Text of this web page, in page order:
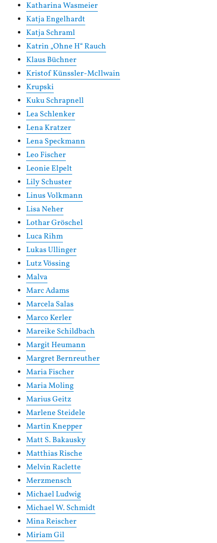
Katharina Wasmeier
Katja Engelhardt
Katja Schraml
Katrin „Ohne H“ Rauch
Klaus Büchner
Kristof Künssler-McIlwain
Krupski
Kuku Schrapnell
Lea Schlenker
Lena Kratzer
Lena Speckmann
Leo Fischer
Leonie Elpelt
Lily Schuster
Linus Volkmann
Lisa Neher
Lothar Gröschel
Luca Rihm
Lukas Ullinger
Lutz Vössing
Malva
Marc Adams
Marcela Salas
Marco Kerler
Mareike Schildbach
Margit Heumann
Margret Bernreuther
Maria Fischer
Maria Moling
Marius Geitz
Marlene Steidele
Martin Knepper
Matt S. Bakausky
Matthias Rische
Melvin Raclette
Merzmensch
Michael Ludwig
Michael W. Schmidt
Mina Reischer
Miriam Gil